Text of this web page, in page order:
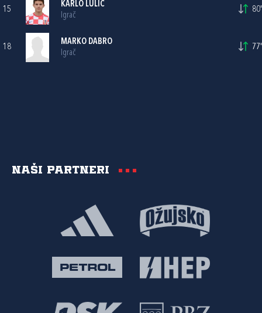
15
KARLO LULIĆ
Igrač
80'
18
MARKO DABRO
Igrač
77'
Naši partneri